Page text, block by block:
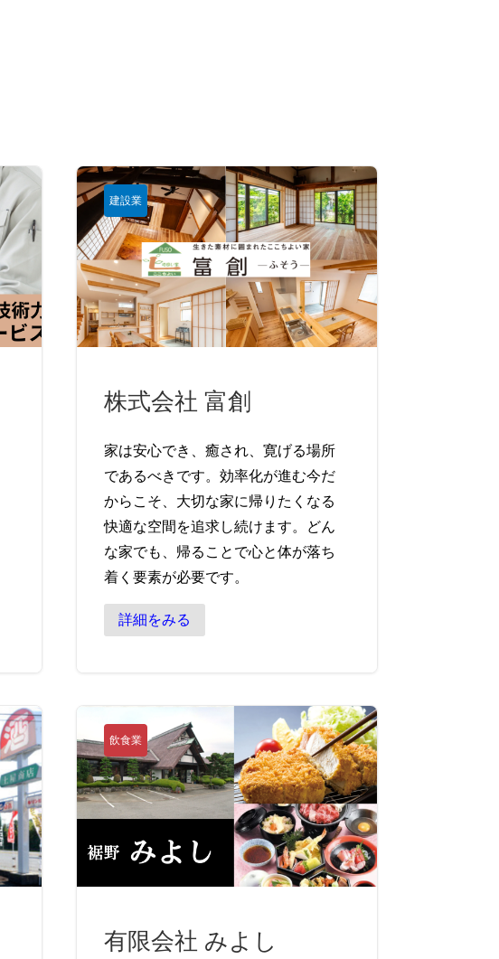
建設業
株式会社 富創
家は安心でき、癒され、寛げる場所
であるべきです。効率化が進む今だ
からこそ、大切な家に帰りたくなる
快適な空間を追求し続けます。どん
な家でも、帰ることで心と体が落ち
着く要素が必要です。
詳細をみる
飲食業
有限会社 みよし